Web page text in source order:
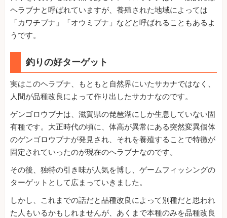
ヘラブナと呼ばれていますが、養殖された地域によっては
「カワチブナ」「オウミブナ」などと呼ばれることもあるよ
うです。
釣りの好ターゲット
実はこのヘラブナ、もともと自然界にいたサカナではなく、
人間が品種改良によって作り出したサカナなのです。
ゲンゴロウブナは、滋賀県の琵琶湖にしか生息していない固
有種です。大正時代の頃に、体高が異常にある突然変異個体
のゲンゴロウブナが発見され、それを養殖することで特徴が
固定されていったのが現在のヘラブナなのです。
その後、独特の引き味が人気を博し、ゲームフィッシングの
ターゲットとして広まっていきました。
しかし、これまでの話だと品種改良によって別種だと思われ
た人もいるかもしれませんが、あくまで本種のみを品種改良